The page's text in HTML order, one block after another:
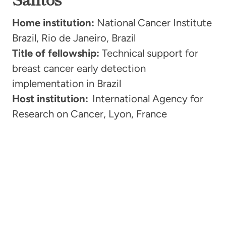
Home institution: National Cancer Institute
Brazil, Rio de Janeiro, Brazil
Title of fellowship: Technical support for
breast cancer early detection
implementation in Brazil
Host institution: International Agency for
Research on Cancer, Lyon, France